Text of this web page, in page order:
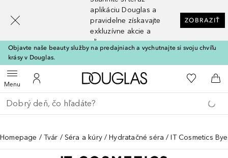
aplikáciu Douglas a
pravidelne získavajte
exkluzívne akcie a
zľavy
ZOBRAZIŤ
Objavte naše beauty služby na predajniach a vychutnajte si svoju chvíľu
krásy v Douglas.
MenuOtvoriť menuDo môjho účtu
Domov Do môjho
Do
Choď späť
Vykonajte vyhľadávanie
Homepage Tvár Séra a kúry Hydratačné séra IT Cosmetics
[navigation.slideout.screenreader]